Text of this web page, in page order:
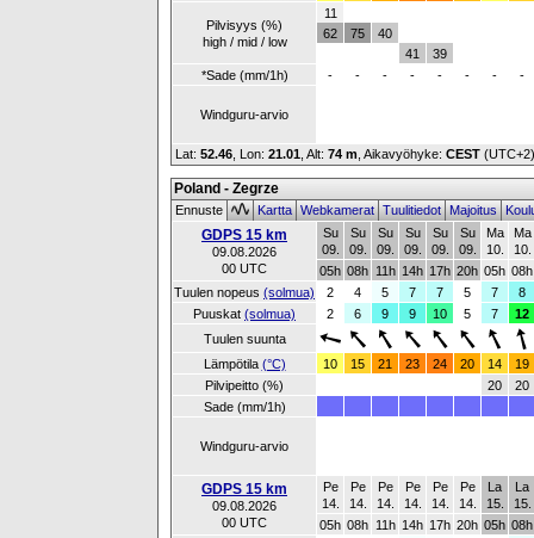
Pilvisyys (%)
high / mid / low
11
62
75
40
41
39
*Sade (mm/1h)
- - - - - - - -
Windguru-arvio
Lat: 52.46 , Lon: 21.01 Alt: 74 m , Aikavyöhyke: CEST
Poland - Zegrze
Ennuste KarttaWebkameratTuulitiedotMajoitus
GDPS 15 km
09.08.2026
00 UTC
Su
09.
Su
09.
Su
09.
Su
09.
Su
09.
Su
09.
Ma
10.
Ma
10.
05h 08h 11h 14h 17h 20h 05h 08h
Tuulen nopeus (solmua) 2 4 5 7 7 5 7
8
Puuskat (solmua) 2 6 9 9 10 5 7
12
Tuulen suunta
Lämpötila (°C) 10 15 21 23 24 20 14
19
Pilvipeitto (%)
20
20
Sade (mm/1h)
Windguru-arvio
GDPS 15 km
09.08.2026
00 UTC
Pe
14.
Pe
14.
Pe
14.
Pe
14.
Pe
14.
Pe
14.
La
15.
La
15.
05h 08h 11h 14h 17h 20h 05h 08h